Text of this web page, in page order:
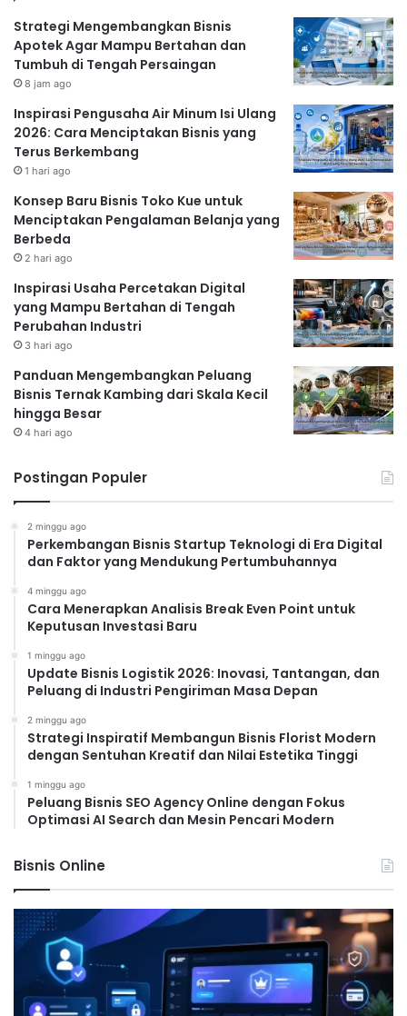
Strategi Mengembangkan Bisnis
Apotek Agar Mampu Bertahan dan
Tumbuh di Tengah Persaingan
8 jam ago
Inspirasi Pengusaha Air Minum Isi Ulang
2026: Cara Menciptakan Bisnis yang
Terus Berkembang
1 hari ago
Konsep Baru Bisnis Toko Kue untuk
Menciptakan Pengalaman Belanja yang
Berbeda
2 hari ago
Inspirasi Usaha Percetakan Digital
yang Mampu Bertahan di Tengah
Perubahan Industri
3 hari ago
Panduan Mengembangkan Peluang
Bisnis Ternak Kambing dari Skala Kecil
hingga Besar
4 hari ago
Postingan Populer
2 minggu ago
Perkembangan Bisnis Startup Teknologi di Era Digital
dan Faktor yang Mendukung Pertumbuhannya
4 minggu ago
Cara Menerapkan Analisis Break Even Point untuk
Keputusan Investasi Baru
1 minggu ago
Update Bisnis Logistik 2026: Inovasi, Tantangan, dan
Peluang di Industri Pengiriman Masa Depan
2 minggu ago
Strategi Inspiratif Membangun Bisnis Florist Modern
dengan Sentuhan Kreatif dan Nilai Estetika Tinggi
1 minggu ago
Peluang Bisnis SEO Agency Online dengan Fokus
Optimasi AI Search dan Mesin Pencari Modern
Bisnis Online